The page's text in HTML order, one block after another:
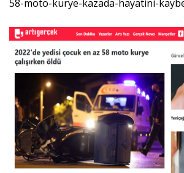
58-moto-kurye-kazada-hayatini-